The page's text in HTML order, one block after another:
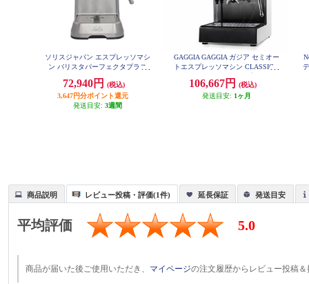
ソリスジャパン エスプレッソマシ
ン バリスタパーフェクタプラス
72,940円
(税込)
3,647円分ポイント還元
発送目安: 3週間
GAGGIA GAGGIA ガジア セミオー
トエスプレッソマシン CLASSIC e
イト SIN035R-WH
106,667円
(税込)
発送目安: 1ヶ月
商品説明 レビュー投稿・評価(1件) 延長保証 発送目安
平均評価 5.0
商品が届いた後ご使用いただき、 マイページの注文履歴からレビュー投稿